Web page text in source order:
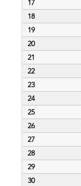
17
18
19
20
21
22
23
24
25
26
27
28
29
30